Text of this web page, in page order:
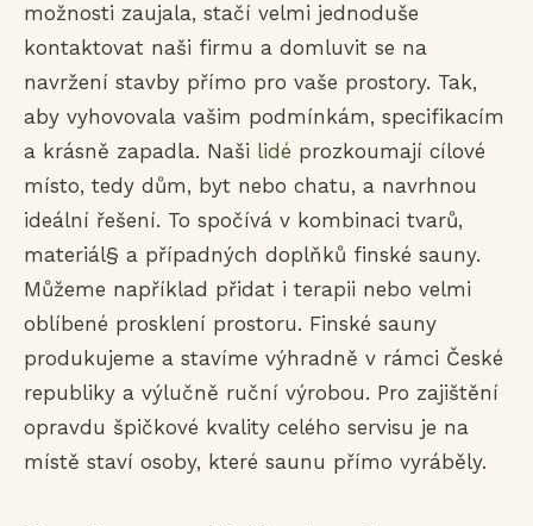
možnosti zaujala, stačí velmi jednoduše
kontaktovat naši firmu a domluvit se na
navržení stavby přímo pro vaše prostory. Tak,
aby vyhovovala vašim podmínkám, specifikacím
a krásně zapadla. Naši lidé prozkoumají cílové
místo, tedy dům, byt nebo chatu, a navrhnou
ideální řešení. To spočívá v kombinaci tvarů,
materiál§ a případných doplňků finské sauny.
Můžeme například přidat i terapii nebo velmi
oblíbené prosklení prostoru. Finské sauny
produkujeme a stavíme výhradně v rámci České
republiky a výlučně ruční výrobou. Pro zajištění
opravdu špičkové kvality celého servisu je na
místě staví osoby, které saunu přímo vyráběly.